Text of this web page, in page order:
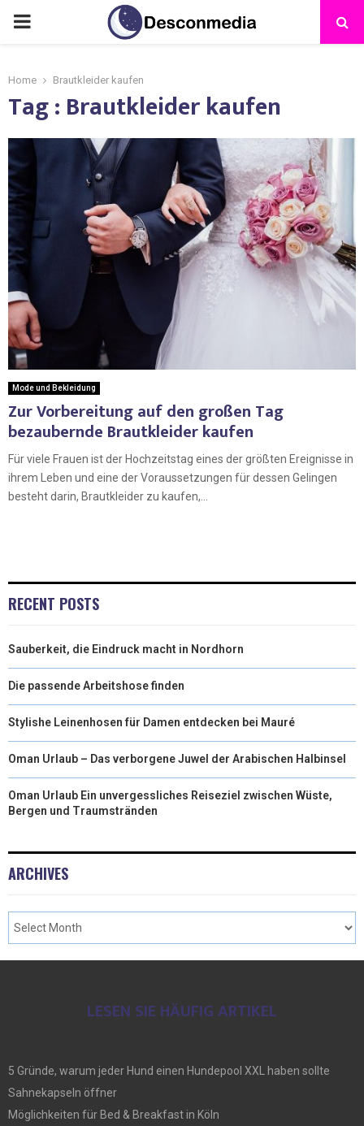
Home Brautkleider kaufen
Tag : Brautkleider kaufen
Mode und Bekleidung
Zur Vorbereitung auf den großen Tag
bezaubernde Brautkleider kaufen
Für viele Frauen ist der Hochzeitstag eines der größten Ereignisse in
ihrem Leben und eine der Voraussetzungen für dessen Gelingen
besteht darin, Brautkleider zu kaufen,...
RECENT POSTS
Sauberkeit, die Eindruck macht in Nordhorn
Die passende Arbeitshose finden
Stylishe Leinenhosen für Damen entdecken bei Mauré
Oman Urlaub – Das verborgene Juwel der Arabischen Halbinsel
Oman Urlaub Ein unvergessliches Reiseziel zwischen Wüste,
Bergen und Traumstränden
ARCHIVES
LESEN SIE HÄUFIG ARTIKEL
5 Gründe, warum jeder Hund einen Hundepool XXL haben sollte
Sahnekapseln öffner
Möglichkeiten für Bed & Breakfast in Köln